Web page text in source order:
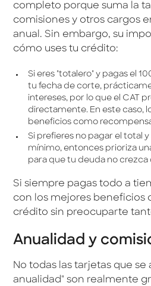
completo porque suma la
comisiones y otros cargos
anual. Sin embargo, su
cómo uses tu crédito:
Si eres "totalero" y pagas el
tu fecha de corte,
intereses, por lo que el CAT
directamente. En este caso,
beneficios como
Si prefieres no pagar el total
mínimo, entonces prioriza
para que tu deuda no
Si siempre pagas todo a
con los mejores beneficios
crédito sin preocuparte
Anualidad y
No todas las tarjetas que se
anualidad" son realmente